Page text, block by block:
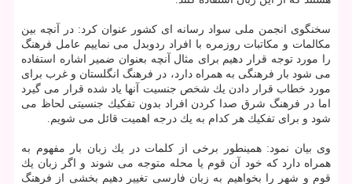
سخنگوی انجمن ملی سواد رسانه ای كشور عنوان كرد: در آنچه بین
مكالمات و مكاتبات روزمره با افراد ردوبدل می نماییم عامل فرهنگ
را مورد توجه قرار دهیم برای مثال آنچه بعنوان ضمیر اشاره استفاده
می شود بار فرهنگی به همراه دارد، در فرهنگ انگلستان و غرب برای
مورد خطاب قرار دادن یك شخص جنسیت آنها یاد شده قرار می گیرد
اما در فرهنگ شرق صدا كردن افراد بدون تفكیك جنسیتی لحاظ می
شود و برای تفكیك هر كدام به یك درجه اهمیت قائل می شویم.
وی بیان نمود: همینطور برخی از كلمات در یك زبان بار مفهوم به
همراه دارد كه خود آن قوم یا محله متوجه می شوند و اگر زبان یك
قوم و شهر را بخواهیم به زبان فارسی تغییر دهیم بخشی از فرهنگ